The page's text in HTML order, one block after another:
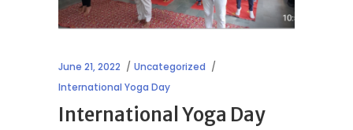
June 21, 2022
Uncategorized
International Yoga Day
International Yoga Day